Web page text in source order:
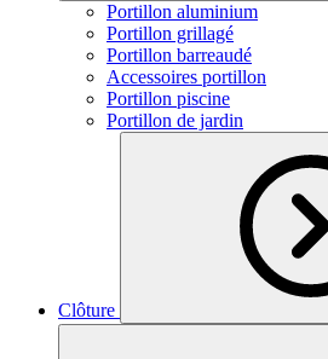
Portillon aluminium
Portillon grillagé
Portillon barreaudé
Accessoires portillon
Portillon piscine
Portillon de jardin
Clôture